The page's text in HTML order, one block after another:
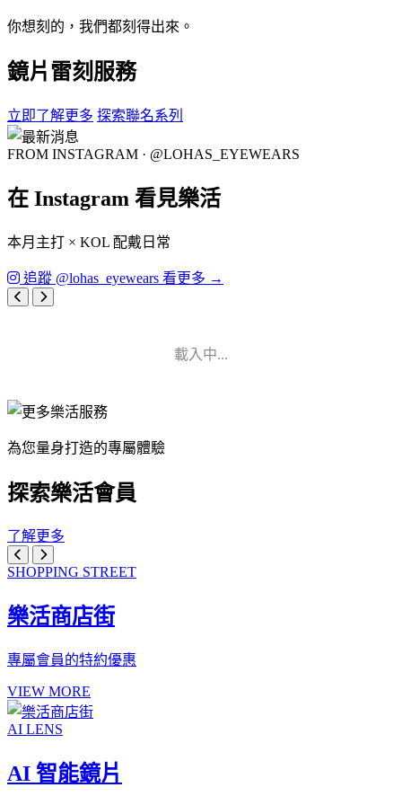
你想刻的，我們都刻得出來。
鏡片雷刻服務
立即了解更多 探索聯名系列
FROM INSTAGRAM · @LOHAS_EYEWEARS
在 Instagram 看見樂活
本月主打 × KOL 配戴日常
追蹤 @lohas_eyewears 看更多 →
載入中...
為您量身打造的專屬體驗
探索樂活會員
了解更多
SHOPPING STREET
樂活商店街
專屬會員的特約優惠
VIEW MORE
AI LENS
AI 智能鏡片